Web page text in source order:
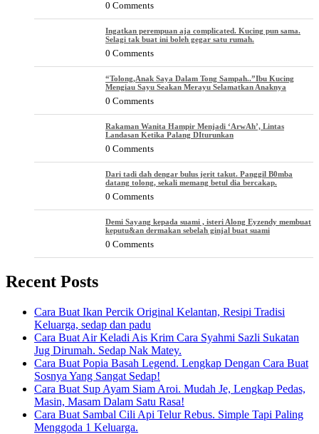
0 Comments
Ingatkan perempuan aja complicated. Kucing pun sama.
Selagi tak buat ini boleh gegar satu rumah.
0 Comments
“Tolong,Anak Saya Dalam Tong Sampah..”Ibu Kucing
Mengiau Sayu Seakan Merayu Selamatkan Anaknya
0 Comments
Rakaman Wanita Hampir Menjadi ‘ArwAh’, Lintas
Landasan Ketika Palang DIturunkan
0 Comments
Dari tadi dah dengar bulus jerit takut. Panggil B0mba
datang tolong, sekali memang betul dia bercakap.
0 Comments
Demi Sayang kepada suami , isteri Along Eyzendy membuat
keputu&an dermakan sebelah ginjal buat suami
0 Comments
Recent Posts
Cara Buat Ikan Percik Original Kelantan, Resipi Tradisi
Keluarga, sedap dan padu
Cara Buat Air Keladi Ais Krim Cara Syahmi Sazli Sukatan
Jug Dirumah. Sedap Nak Matey.
Cara Buat Popia Basah Legend. Lengkap Dengan Cara Buat
Sosnya Yang Sangat Sedap!
Cara Buat Sup Ayam Siam Aroi. Mudah Je, Lengkap Pedas,
Masin, Masam Dalam Satu Rasa!
Cara Buat Sambal Cili Api Telur Rebus. Simple Tapi Paling
Menggoda 1 Keluarga.